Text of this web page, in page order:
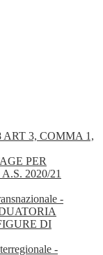
ART 3, COMMA 1,
PER
2020/21
-
DI
-